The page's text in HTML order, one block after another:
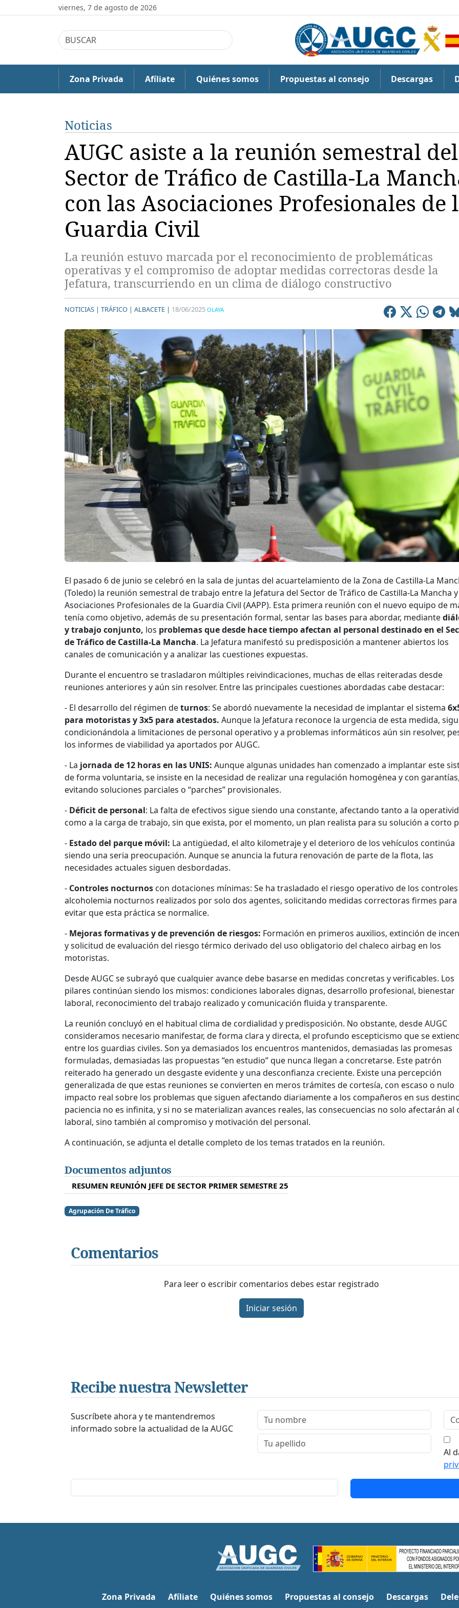
viernes, 7 de agosto de 2026
Zona Privada Afíliate Quiénes somos Propuestas al consejo Descargas
Noticias
AUGC asiste a la reunión semestral del
Sector de Tráfico de Castilla-La
con las Asociaciones Profesionales de
Guardia Civil
La reunión estuvo marcada por el reconocimiento de problemáticas
operativas y el compromiso de adoptar medidas correctoras desde la
Jefatura, transcurriendo en un clima de diálogo constructivo
NOTICIAS | TRÁFICO | ALBACETE | 18/06/2025 OLAYA
El pasado 6 de junio se celebró en la sala de juntas del acuartelamiento de la Zona de Castilla-La
(Toledo) la reunión semestral de trabajo entre la Jefatura del Sector de Tráfico de Castilla-La Mancha y
Asociaciones Profesionales de la Guardia Civil (AAPP). Esta primera reunión con el nuevo equipo de
tenía como objetivo, además de su presentación formal, sentar las bases para abordar, mediante
y trabajo conjunto, los problemas que desde hace tiempo afectan al personal destinado en el
de Tráfico de Castilla-La Mancha. La Jefatura manifestó su predisposición a mantener abiertos los
canales de comunicación y a analizar las cuestiones expuestas.
Durante el encuentro se trasladaron múltiples reivindicaciones, muchas de ellas reiteradas desde
reuniones anteriores y aún sin resolver. Entre las principales cuestiones abordadas cabe destacar:
- El desarrollo del régimen deturnos: Se abordó nuevamente la necesidad de implantar el sistema
para motoristas y 3x5 para atestados. Aunque la Jefatura reconoce la urgencia de esta medida,
condicionándola a limitaciones de personal operativo y a problemas informáticos aún sin resolver,
los informes de viabilidad ya aportados por AUGC.
- La jornada de 12 horas en las UNIS: Aunque algunas unidades han comenzado a implantar este
de forma voluntaria, se insiste en la necesidad de realizar una regulación homogénea y con garantías,
evitando soluciones parciales o “parches” provisionales.
- Déficit de personal: La falta de efectivos sigue siendo una constante, afectando tanto a la
como a la carga de trabajo, sin que exista, por el momento, un plan realista para su solución a corto
- Estado del parque móvil: La antigüedad, el alto kilometraje y el deterioro de los vehículos continúa
siendo una seria preocupación. Aunque se anuncia la futura renovación de parte de la flota, las
necesidades actuales siguen desbordadas.
- Controles nocturnos con dotaciones mínimas: Se ha trasladado el riesgo operativo de los
alcoholemia nocturnos realizados por solo dos agentes, solicitando medidas correctoras firmes para
evitar que esta práctica se normalice.
- Mejoras formativas y de prevención de riesgos: Formación en primeros auxilios, extinción de
y solicitud de evaluación del riesgo térmico derivado del uso obligatorio del chaleco airbag en los
motoristas.
Desde AUGC se subrayó que cualquier avance debe basarse en medidas concretas y verificables. Los
pilares continúan siendo los mismos: condiciones laborales dignas, desarrollo profesional, bienestar
laboral, reconocimiento del trabajo realizado y comunicación fluida y transparente.
La reunión concluyó en el habitual clima de cordialidad y predisposición. No obstante, desde AUGC
consideramos necesario manifestar, de forma clara y directa, el profundo escepticismo que se
entre los guardias civiles. Son ya demasiados los encuentros mantenidos, demasiadas las promesas
formuladas, demasiadas las propuestas “en estudio” que nunca llegan a concretarse. Este patrón
reiterado ha generado un desgaste evidente y una desconfianza creciente. Existe una percepción
generalizada de que estas reuniones se convierten en meros trámites de cortesía, con escaso o nulo
impacto real sobre los problemas que siguen afectando diariamente a los compañeros en sus
paciencia no es infinita, y si no se materializan avances reales, las consecuencias no solo afectarán al
laboral, sino también al compromiso y motivación del personal.
A continuación, se adjunta el detalle completo de los temas tratados en la reunión.
Documentos adjuntos
RESUMEN REUNIÓN JEFE DE SECTOR PRIMER SEMESTRE 25
Agrupación De Tráfico
Comentarios
Para leer o escribir comentarios debes estar registrado
Iniciar sesión
Recibe nuestra Newsletter
Suscríbete ahora y te mantendremos
informado sobre la actualidad de la AUGC
Al
Zona Privada Afíliate Quiénes somos Propuestas al consejo Descargas